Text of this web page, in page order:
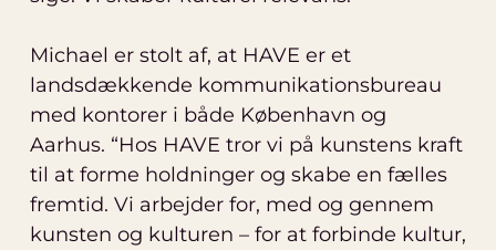
Michael er stolt af, at HAVE er et
landsdækkende kommunikationsbureau
med kontorer i både København og
Aarhus. “Hos HAVE tror vi på kunstens kraft
til at forme holdninger og skabe en fælles
fremtid. Vi arbejder for, med og gennem
kunsten og kulturen – for at forbinde kultur,